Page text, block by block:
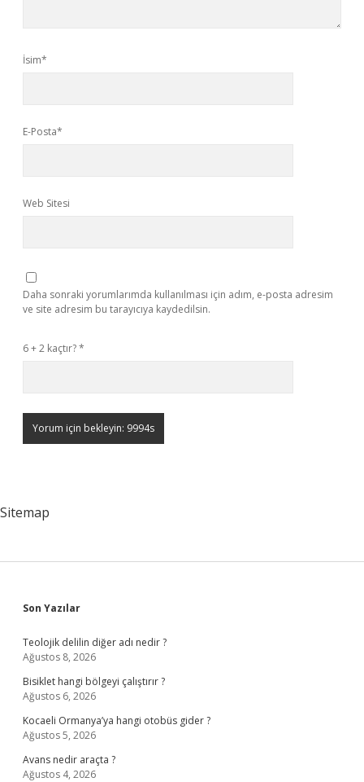
İsim*
E-Posta*
Web Sitesi
Daha sonraki yorumlarımda kullanılması için adım, e-posta adresim
ve site adresim bu tarayıcıya kaydedilsin.
6 + 2 kaçtır?*
Sitemap
Sidebar
Son Yazılar
Teolojik delilin diğer adı nedir ?
Ağustos 8, 2026
Bisiklet hangi bölgeyi çalıştırır ?
Ağustos 6, 2026
Kocaeli Ormanya’ya hangi otobüs gider ?
Ağustos 5, 2026
Avans nedir araçta ?
Ağustos 4, 2026